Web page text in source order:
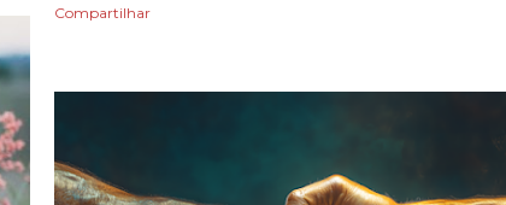
Compartilhar